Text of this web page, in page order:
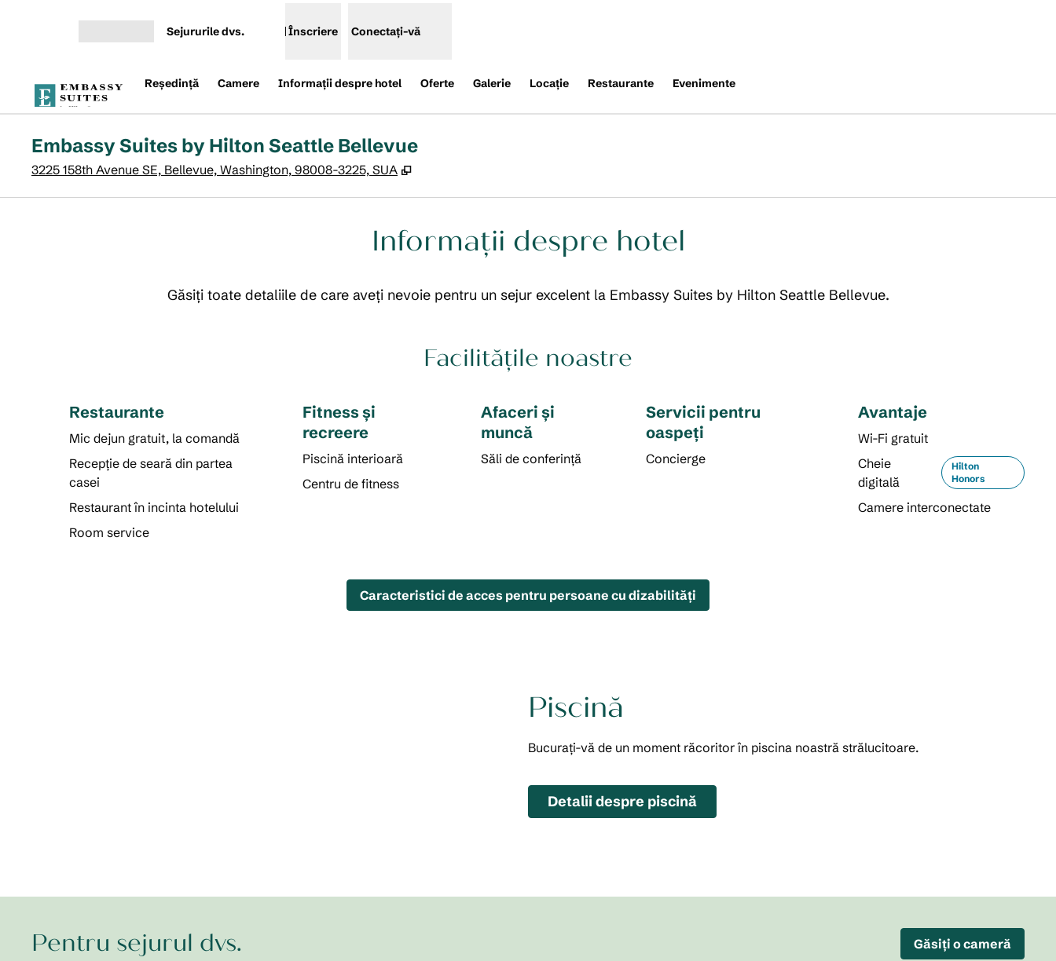
Sejururile dvs. Înscriere Conectați-vă
Reşedinţă Camere Informații despre hotel Oferte Galerie Locaţie Restaurante Evenimente
Embassy Suites by Hilton Seattle Bellevue
3225 158th Avenue SE, Bellevue, Washington, 98008-3225, SUA ,
Informații despre hotel
Găsiți toate detaliile de care aveți nevoie pentru un sejur excelent la Embassy Suites by Hilton Seattle Bellevue.
Facilităţile noastre
Restaurante
Mic dejun gratuit, la comandă
Recepție de seară din partea
casei
Restaurant în incinta hotelului
Room service
Fitness şi
recreere
Piscină interioară
Centru de fitness
Afaceri și
muncă
Săli de conferință
Servicii pentru
oaspeți
Concierge
Avantaje
Wi-Fi gratuit
Cheie
digitală
Hilton
Honors
Camere interconectate
Caracteristici de acces pentru persoane cu dizabilităţi
Piscină
Bucurați-vă de un moment răcoritor în piscina noastră strălucitoare.
Detalii despre piscină
Pentru sejurul dvs. Găsiți o cameră